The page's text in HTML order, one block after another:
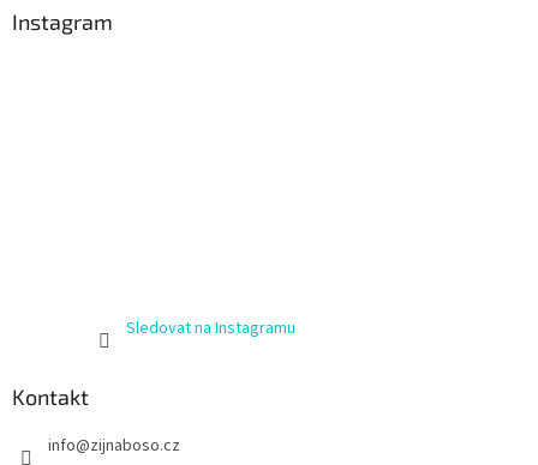
Instagram
Sledovat na Instagramu
Kontakt
info@zijnaboso.cz